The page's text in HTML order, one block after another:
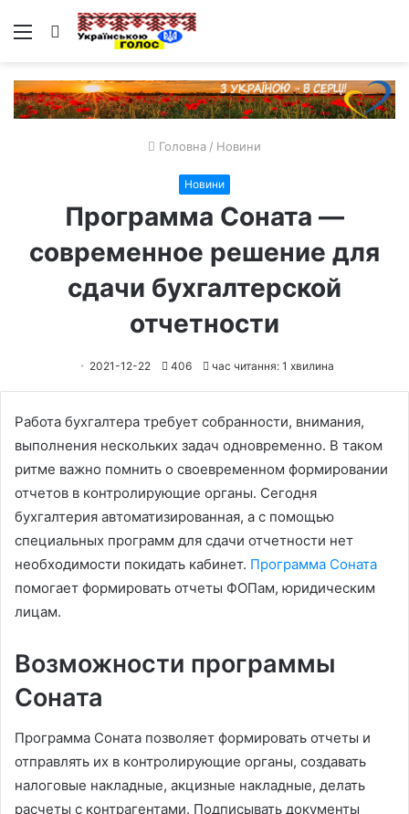
Меню Пошук
Головна / Новини
Новини
Программа Соната —
современное решение для
сдачи бухгалтерской
отчетности
2021-12-22 406 час читання: 1 хвилина
Работа бухгалтера требует собранности, внимания,
выполнения нескольких задач одновременно. В таком
ритме важно помнить о своевременном формировании
отчетов в контролирующие органы. Сегодня
бухгалтерия автоматизированная, а с помощью
специальных программ для сдачи отчетности нет
необходимости покидать кабинет. Программа Соната
помогает формировать отчеты ФОПам, юридическим
лицам.
Возможности программы
Соната
Программа Соната позволяет формировать отчеты и
отправлять их в контролирующие органы, создавать
налоговые накладные, акцизные накладные, делать
расчеты с контрагентами. Подписывать документы